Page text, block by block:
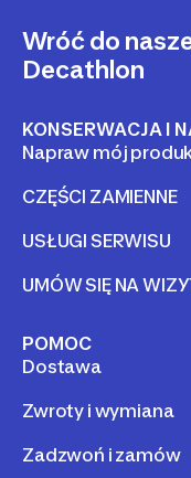
Wróć do
Decathlon
KONSERWACJA I
Napraw mój
CZĘŚCI ZAMIENNE
USŁUGI SERWISU
UMÓW SIĘ NA
POMOC
Dostawa
Zwroty i wymiana
Zadzwoń i zamów